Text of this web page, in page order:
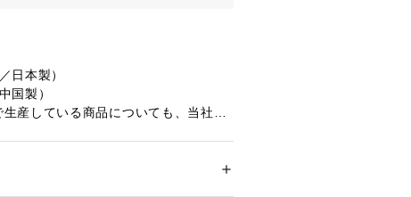
日本製）
国製）
産している商品についても、当社同
オリジナルライトラバーグリップ